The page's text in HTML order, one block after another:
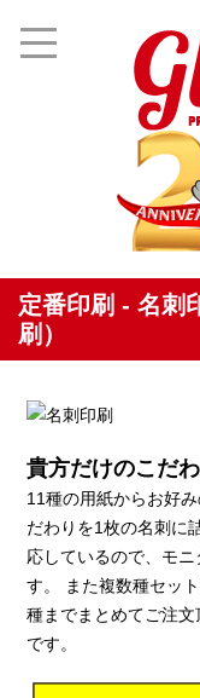
定番印刷 - 名刺
刷）
貴方だけのこだ
11種の用紙からお好
だわりを1枚の名刺に
応しているので、モ
す。 また複数種セッ
種までまとめてご注
です。